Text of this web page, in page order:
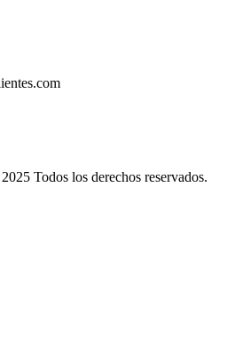
Todos los derechos reservados.